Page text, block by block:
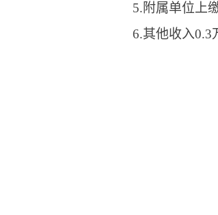
5.附属单位上
6.其他收入0.3